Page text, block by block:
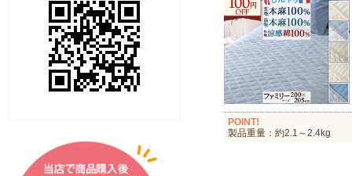
POINT!
製品重量：約2.1～2.4kg